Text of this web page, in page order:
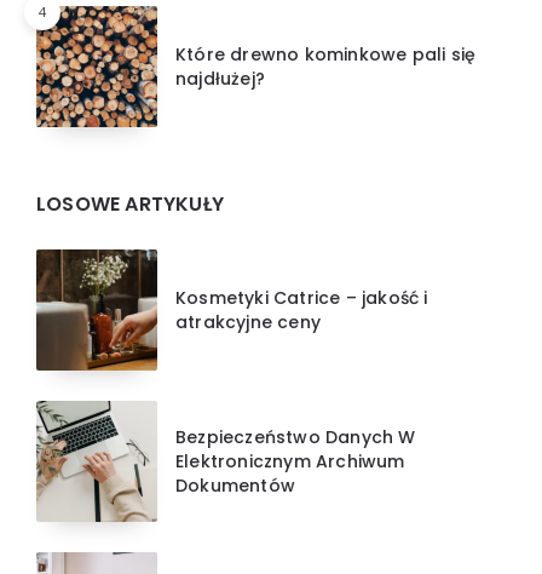
4
Które drewno kominkowe pali się
najdłużej?
LOSOWE ARTYKUŁY
Kosmetyki Catrice – jakość i
atrakcyjne ceny
Bezpieczeństwo Danych W
Elektronicznym Archiwum
Dokumentów